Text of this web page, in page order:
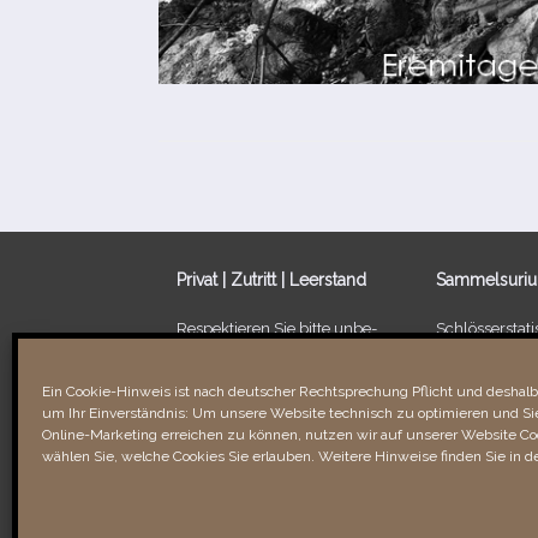
Ein Cookie-Hinweis ist nach deutscher Rechtsprechung Pflicht und
um Ihr Einverständnis: Um unsere Website technisch zu optimieren und
Online-Marketing erreichen zu können, nutzen wir auf unserer Website
wählen Sie, welche Cookies Sie erlauben. Weitere Hinweise finden Sie in
Privat | Zutritt | Leerstand
Respektieren Sie bitte unbe­
Verbotsschilder. Unbefugtes
Betreten kann recht­li­che
Folgen für Sie haben!
Ein Schloss
Links &